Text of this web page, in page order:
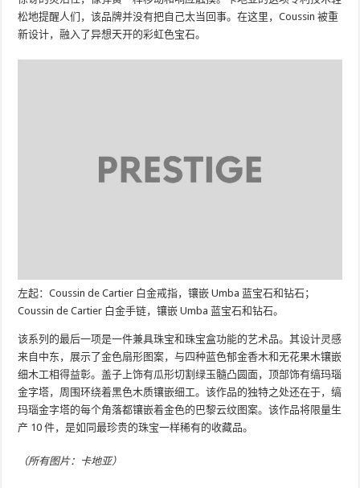
松地提醒人们，该品牌并没有把自己太当回事。在这里，Coussin 被重
新设计，融入了异想天开的彩虹色宝石。
左起：Coussin de Cartier 白金戒指，镶嵌 Umba 蓝宝石和钻石；
Coussin de Cartier 白金手链，镶嵌 Umba 蓝宝石和钻石。
该系列的最后一项是一件兼具珠宝和珠宝盒功能的艺术品。其设计灵感
来自中东，展示了金色扇形图案，与四种蓝色郁金香木和无花果木镶嵌
细木工相得益彰。盖子上饰有瓜形切割绿玉髓凸圆面，顶部饰有缟玛瑙
金字塔，周围环绕着黑色木质镶嵌细工。该作品的独特之处还在于，缟
玛瑙金字塔的每个角落都镶嵌着金色的巴黎云纹图案。该作品将限量生
产 10 件，是如同最珍贵的珠宝一样稀有的收藏品。
（所有图片：卡地亚）